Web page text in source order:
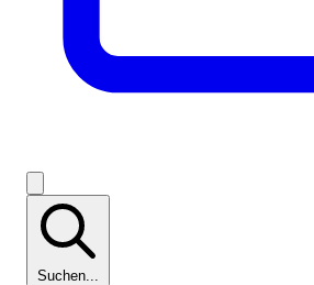
Suchen...